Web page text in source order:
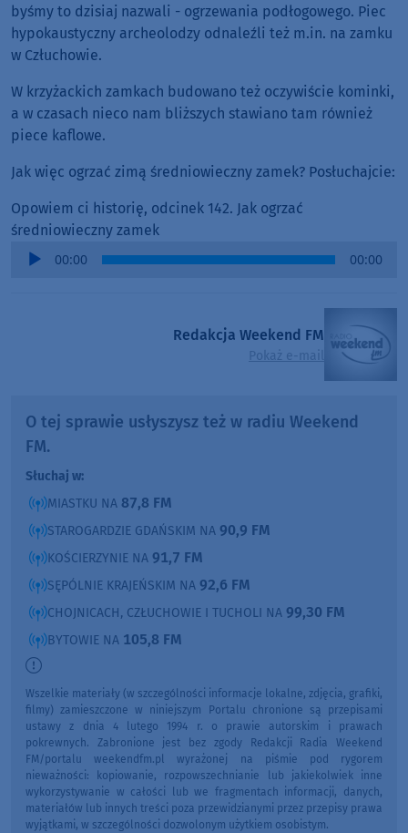
byśmy to dzisiaj nazwali - ogrzewania podłogowego. Piec
hypokaustyczny archeolodzy odnaleźli też m.in. na zamku
w Człuchowie.
W krzyżackich zamkach budowano też oczywiście kominki,
a w czasach nieco nam bliższych stawiano tam również
piece kaflowe.
Jak więc ogrzać zimą średniowieczny zamek? Posłuchajcie:
Opowiem ci historię, odcinek 142. Jak ogrzać
średniowieczny zamek
Audio
00:00 00:00
Redakcja Weekend FM
Pokaż e-mail
O tej sprawie usłyszysz też w radiu Weekend
FM.
Słuchaj w:
MIASTKU NA 87,8 FM
STAROGARDZIE GDAŃSKIM NA 90,9 FM
KOŚCIERZYNIE NA 91,7 FM
SĘPÓLNIE KRAJEŃSKIM NA 92,6 FM
CHOJNICACH, CZŁUCHOWIE I TUCHOLI NA 99,30 FM
BYTOWIE NA 105,8 FM
Wszelkie materiały (w szczególności informacje lokalne, zdjęcia, grafiki,
filmy) zamieszczone w niniejszym Portalu chronione są przepisami
ustawy z dnia 4 lutego 1994 r. o prawie autorskim i prawach
pokrewnych. Zabronione jest bez zgody Redakcji Radia Weekend
FM/portalu weekendfm.pl wyrażonej na piśmie pod rygorem
nieważności: kopiowanie, rozpowszechnianie lub jakiekolwiek inne
wykorzystywanie w całości lub we fragmentach informacji, danych,
materiałów lub innych treści poza przewidzianymi przez przepisy prawa
wyjątkami, w szczególności dozwolonym użytkiem osobistym.